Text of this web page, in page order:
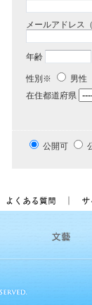
メールアドレス
年齢
性別※ 男性
在住都道府県
公開可